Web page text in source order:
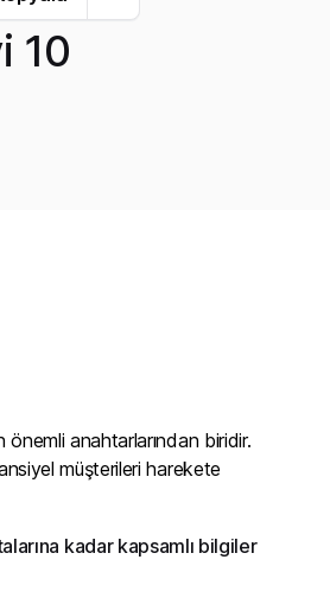
10
önemli anahtarlarından biridir.
müşterileri harekete
kadar kapsamlı bilgiler